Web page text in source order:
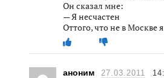
Он сказал мне:
— Я несчастен
Оттого, что не в Москве
аноним 27.03.2011